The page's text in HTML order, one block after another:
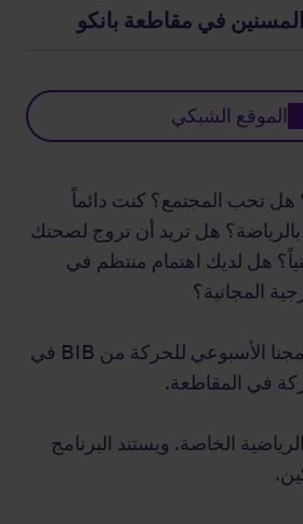
في مقاطعة بانكو
الموقع الشبكي
هل تحب المجتمع؟ كنت دائماً
بالرياضة؟ هل تريد أن تروج لصحتك
هل لديك اهتمام منتظم في
المجانية؟
نحن ندعوك إلى برنامجنا الأسبوعي للحركة من BIB في
الخاصة. ويستند البرنامج